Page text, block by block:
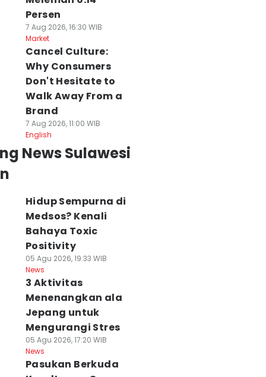
Persen
7 Aug 2026, 16:30 WIB
Market
Cancel Culture:
Why Consumers
Don't Hesitate to
Walk Away From a
Brand
7 Aug 2026, 11:00 WIB
English
News Sulawesi
Hidup Sempurna di
Medsos? Kenali
Bahaya Toxic
Positivity
05 Agu 2026, 19:33 WIB
News
3 Aktivitas
Menenangkan ala
Jepang untuk
Mengurangi Stres
05 Agu 2026, 17:20 WIB
News
Pasukan Berkuda